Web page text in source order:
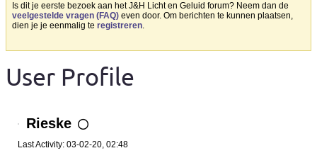
Is dit je eerste bezoek aan het J&H Licht en Geluid forum? Neem dan de
veelgestelde vragen (FAQ) even door. Om berichten te kunnen plaatsen,
dien je je eenmalig te registreren.
User Profile
Rieske
Last Activity: 03-02-20, 02:48